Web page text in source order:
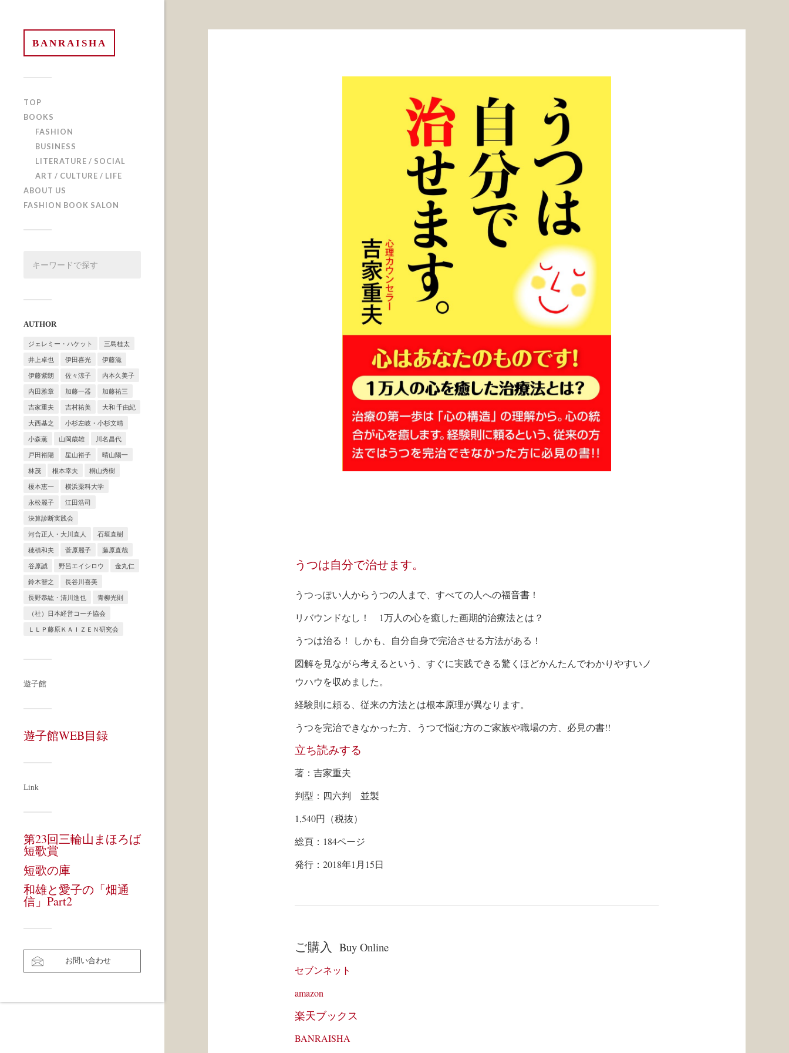
BANRAISHA
TOP
BOOKS
FASHION
BUSINESS
LITERATURE / SOCIAL
ART / CULTURE / LIFE
ABOUT US
FASHION BOOK SALON
AUTHOR
ジェレミー・ハケット 三島桂太
井上卓也 伊田喜光 伊藤滋
伊藤紫朗 佐々涼子 内本久美子
内田雅章 加藤一器 加藤祐三
吉家重夫 吉村祐美 大和 千由紀
大西基之 小杉左岐・小杉文晴
小森薫 山岡歳雄 川名昌代
戸田裕陽 星山裕子 晴山陽一
林茂 根本幸夫 桐山秀樹
榎本恵一 横浜薬科大学
永松麗子 江田浩司
決算診断実践会
河合正人・大川直人 石垣直樹
穂積和夫 菅原麗子 藤原直哉
谷原誠 野呂エイシロウ 金丸仁
鈴木智之 長谷川喜美
長野恭紘・清川進也 青柳光則
（社）日本経営コーチ協会
ＬＬＰ藤原ＫＡＩＺＥＮ研究会
遊子館
遊子館WEB目録
Link
第23回三輪山まほろば
短歌賞
短歌の庫
和雄と愛子の「畑通
信」Part2
お問い合わせ
うつは自分で治せます。
うつっぽい人からうつの人まで、すべての人への福音書！
リバウンドなし！ 1万人の心を癒した画期的治療法とは？
うつは治る！
しかも、自分自身で完治させる方法がある！
図解を見ながら考えるという、すぐに実践できる驚くほどかんたんでわかりやすいノ
ウハウを収めました。
経験則に頼る、従来の方法とは根本原理が異なります。
うつを完治できなかった方、うつで悩む方のご家族や職場の方、必見の書!!
立ち読みする
著：吉家重夫
判型：四六判 並製
1,540円（税抜）
総頁： 184ページ
発行： 2018年1 月 15日
ご購入 Buy Online
セブンネット
amazon
楽天ブックス
BANRAISHA